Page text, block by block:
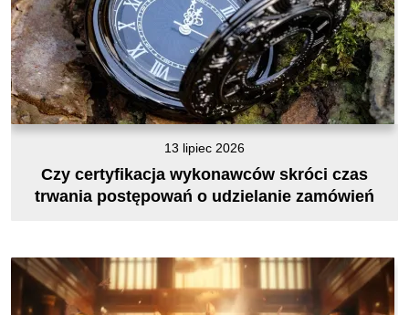
13 lipiec 2026
Czy certyfikacja wykonawców skróci czas
trwania postępowań o udzielanie zamówień